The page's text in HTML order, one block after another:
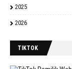
2025
2026
TIKTOK